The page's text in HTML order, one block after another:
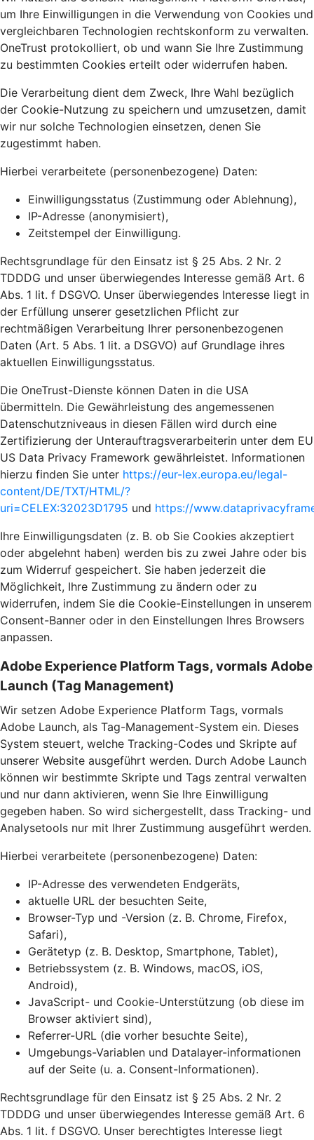
um Ihre Einwilligungen in die Verwendung von Cookies und
vergleichbaren Technologien rechtskonform zu verwalten.
OneTrust protokolliert, ob und wann Sie Ihre Zustimmung
zu bestimmten Cookies erteilt oder widerrufen haben.
Die Verarbeitung dient dem Zweck, Ihre Wahl bezüglich
der Cookie-Nutzung zu speichern und umzusetzen, damit
wir nur solche Technologien einsetzen, denen Sie
zugestimmt haben.
Hierbei verarbeitete (personenbezogene) Daten:
Einwilligungsstatus (Zustimmung oder Ablehnung),
IP-Adresse (anonymisiert),
Zeitstempel der Einwilligung.
Rechtsgrundlage für den Einsatz ist § 25 Abs. 2 Nr. 2
TDDDG und unser überwiegendes Interesse gemäß Art. 6
Abs. 1 lit. f DSGVO. Unser überwiegendes Interesse liegt in
der Erfüllung unserer gesetzlichen Pflicht zur
rechtmäßigen Verarbeitung Ihrer personenbezogenen
Daten (Art. 5 Abs. 1 lit. a DSGVO) auf Grundlage ihres
aktuellen Einwilligungsstatus.
Die OneTrust-Dienste können Daten in die USA
übermitteln. Die Gewährleistung des angemessenen
Datenschutzniveaus in diesen Fällen wird durch eine
Zertifizierung der Unterauftragsverarbeiterin unter dem EU
US Data Privacy Framework gewährleistet. Informationen
hierzu finden Sie unter https://eur-lex.europa.eu/legal-
content/DE/TXT/HTML/?
uri=CELEX:32023D1795 und https://
Ihre Einwilligungsdaten (z. B. ob Sie Cookies akzeptiert
oder abgelehnt haben) werden bis zu zwei Jahre oder bis
zum Widerruf gespeichert. Sie haben jederzeit die
Möglichkeit, Ihre Zustimmung zu ändern oder zu
widerrufen, indem Sie die Cookie-Einstellungen in unserem
Consent-Banner oder in den Einstellungen Ihres Browsers
anpassen.
Adobe Experience Platform Tags, vormals Adobe
Launch (Tag Management)
Wir setzen Adobe Experience Platform Tags, vormals
Adobe Launch, als Tag-Management-System ein. Dieses
System steuert, welche Tracking-Codes und Skripte auf
unserer Website ausgeführt werden. Durch Adobe Launch
können wir bestimmte Skripte und Tags zentral verwalten
und nur dann aktivieren, wenn Sie Ihre Einwilligung
gegeben haben. So wird sichergestellt, dass Tracking- und
Analysetools nur mit Ihrer Zustimmung ausgeführt werden.
Hierbei verarbeitete (personenbezogene) Daten:
IP-Adresse des verwendeten Endgeräts,
aktuelle URL der besuchten Seite,
Browser-Typ und -Version (z. B. Chrome, Firefox,
Safari),
Gerätetyp (z. B. Desktop, Smartphone, Tablet),
Betriebssystem (z. B. Windows, macOS, iOS,
Android),
JavaScript- und Cookie-Unterstützung (ob diese im
Browser aktiviert sind),
Referrer-URL (die vorher besuchte Seite),
Umgebungs-Variablen und Datalayer-informationen
auf der Seite (u. a. Consent-Informationen).
Rechtsgrundlage für den Einsatz ist § 25 Abs. 2 Nr. 2
TDDDG und unser überwiegendes Interesse gemäß Art. 6
Abs. 1 lit. f DSGVO. Unser berechtigtes Interesse liegt